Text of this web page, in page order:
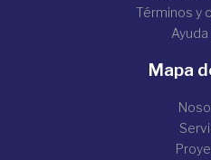
Términos y
Ayuda
Mapa